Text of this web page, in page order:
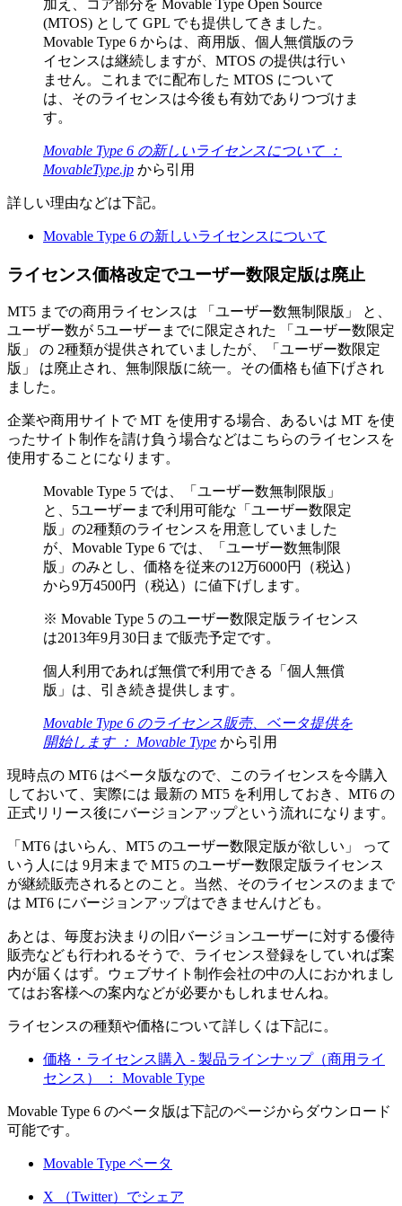
加え、コア部分を Movable Type Open Source
(MTOS) として GPL でも提供してきました。
Movable Type 6 からは、商用版、個人無償版のラ
イセンスは継続しますが、MTOS の提供は行い
ません。これまでに配布した MTOS について
は、そのライセンスは今後も有効でありつづけま
す。
Movable Type 6 の新しいライセンスについて ：
MovableType.jp から引用
詳しい理由などは下記。
Movable Type 6 の新しいライセンスについて
ライセンス価格改定でユーザー数限定版は廃止
MT5 までの商用ライセンスは 「ユーザー数無制限版」 と、
ユーザー数が 5ユーザーまでに限定された 「ユーザー数限定
版」 の 2種類が提供されていましたが、「ユーザー数限定
版」 は廃止され、無制限版に統一。その価格も値下げされ
ました。
企業や商用サイトで MT を使用する場合、あるいは MT を使
ったサイト制作を請け負う場合などはこちらのライセンスを
使用することになります。
Movable Type 5 では、「ユーザー数無制限版」
と、5ユーザーまで利用可能な「ユーザー数限定
版」の2種類のライセンスを用意していました
が、Movable Type 6 では、「ユーザー数無制限
版」のみとし、価格を従来の12万6000円（税込）
から9万4500円（税込）に値下げします。
※ Movable Type 5 のユーザー数限定版ライセンス
は2013年9月30日まで販売予定です。
個人利用であれば無償で利用できる「個人無償
版」は、引き続き提供します。
Movable Type 6 のライセンス販売、ベータ提供を
開始します ： Movable Type から引用
現時点の MT6 はベータ版なので、このライセンスを今購入
しておいて、実際には 最新の MT5 を利用しておき、MT6 の
正式リリース後にバージョンアップという流れになります。
「MT6 はいらん、MT5 のユーザー数限定版が欲しい」 って
いう人には 9月末まで MT5 のユーザー数限定版ライセンス
が継続販売されるとのこと。当然、そのライセンスのままで
は MT6 にバージョンアップはできませんけども。
あとは、毎度お決まりの旧バージョンユーザーに対する優待
販売なども行われるそうで、ライセンス登録をしていれば案
内が届くはず。ウェブサイト制作会社の中の人におかれまし
てはお客様への案内などが必要かもしれませんね。
ライセンスの種類や価格について詳しくは下記に。
価格・ライセンス購入 - 製品ラインナップ（商用ライ
センス） ： Movable Type
Movable Type 6 のベータ版は下記のページからダウンロード
可能です。
Movable Type ベータ
X （Twitter）でシェア